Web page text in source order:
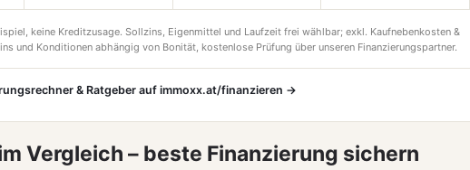
keine Kreditzusage. Sollzins, Eigenmittel und Laufzeit frei wählbar; exkl. Kaufnebenkosten &
und Konditionen abhängig von Bonität, kostenlose Prüfung über unseren Finanzierungspartner.
& Ratgeber auf immoxx.at/finanzieren →
Vergleich – beste Finanzierung sichern